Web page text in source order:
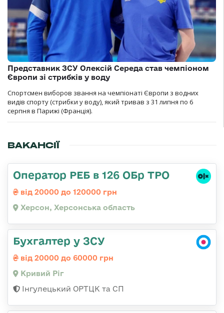
Представник ЗСУ Олексій Середа став чемпіоном
Європи зі стрибків у воду
Спортсмен виборов звання на чемпіонаті Європи з водних
видів спорту (стрибки у воду), який тривав з 31 липня по 6
серпня в Парижі (Франція).
ВАКАНСІЇ
Оператор РЕБ в 126 ОБр ТРО
від 20000 до 120000 грн
Херсон, Херсонська область
Бухгалтер у ЗСУ
від 20000 до 60000 грн
Кривий Ріг
Інгулецький ОРТЦК та СП